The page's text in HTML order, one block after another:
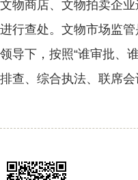
文物商店、文物拍卖企
进行查处。文物市场监
领导下，按照“谁审批、
排查、综合执法、联席会